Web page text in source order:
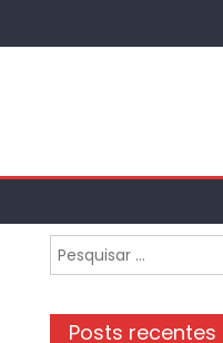
Pesquisar
por:
Posts recentes